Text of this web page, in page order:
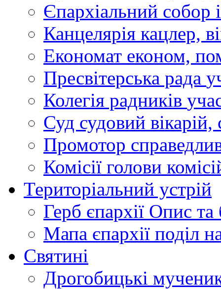
Єпархіальний собор
Канцелярія кацлер,
Економат економ,
Пресвітерська рада
Колегія радників
Суд судовий вікарій,
Промотор
Комісії голови
Територіальний устрій
Герб єпархії Опис та
Мапа єпархії поділ
Святині
Дрогобицькі